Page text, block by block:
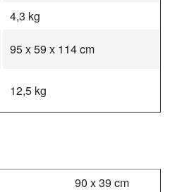
4,3 kg
95 x 59 x 114 cm
12,5 kg
90 x 39 cm